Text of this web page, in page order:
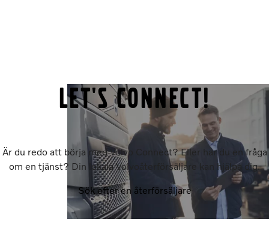
Let's connect!
Är du redo att börja med Volvo Connect? Eller har du en fråga
om en tjänst? Din lokala Volvoåterförsäljare kan hjälpa dig.
Sök efter en återförsäljare